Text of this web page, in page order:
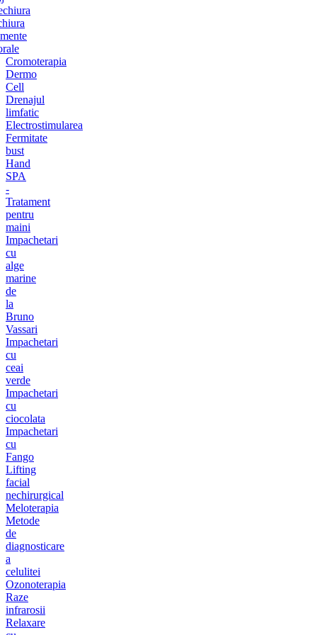
Cromoterapia
Dermo
Cell
Drenajul
limfatic
Electrostimularea
Fermitate
bust
Hand
SPA
-
Tratament
pentru
maini
Impachetari
cu
alge
marine
de
la
Bruno
Vassari
Impachetari
cu
ceai
verde
Impachetari
cu
ciocolata
Impachetari
cu
Fango
Lifting
facial
nechirurgical
Meloterapia
Metode
de
diagnosticare
a
celulitei
Ozonoterapia
Raze
infrarosii
Relaxare